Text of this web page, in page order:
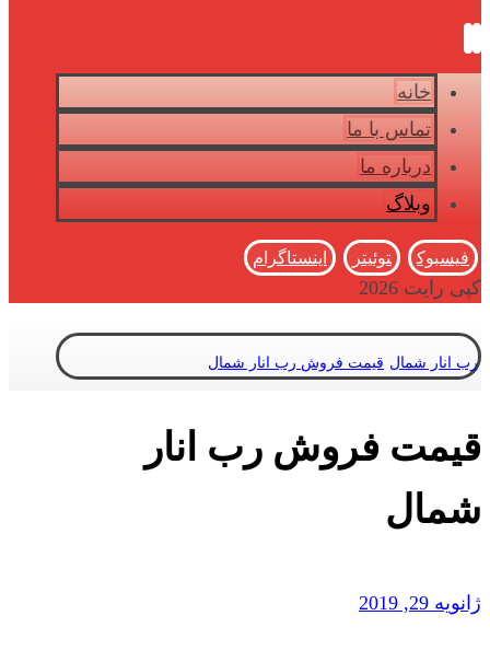
خانه
تماس با ما
درباره ما
وبلاگ
فیسبوک توئیتر اینستاگرام
کپی رایت 2026
رب انار شمال قیمت فروش رب انار شمال
قیمت فروش رب انار
شمال
ژانویه 29, 2019